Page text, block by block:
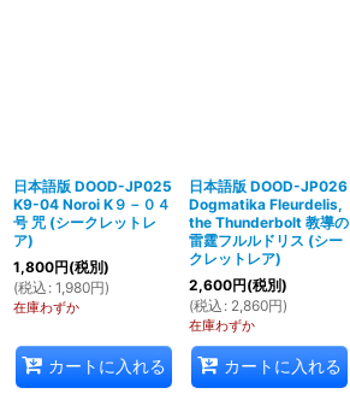
日本語版 DOOD-JP025
K9-04 Noroi K９－０４
号 咒 (シークレットレ
ア)
1,800円(税別)
(税込 : 1,980円)
在庫わずか
カートに入れる
日本語版 DOOD-JP026
Dogmatika Fleurdelis,
the Thunderbolt 教導の
雷霆フルルドリス (シー
クレットレア)
2,600円(税別)
(税込 : 2,860円)
在庫わずか
カートに入れる